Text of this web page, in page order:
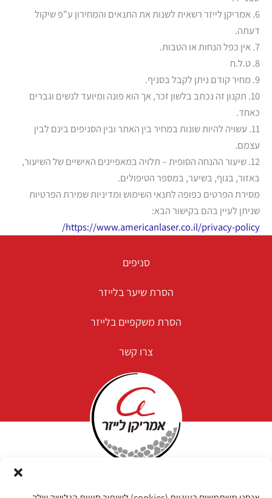
6. אמריקן לייזר רשאית לשנות את התנאים והמחירון ע"פ שיקול
דעתה.
7. אין כפל הנחות או הטבות.
8. ט.ל.ח
9. מחיר קודם ניתן לקבל בסניף.
10. תקנון זה נכתב בלשון זכר, אך הוא פונה ומיועד לנשים וגברים
כאחד.
11. עשויה להיות שונות במחיר בין האתר ובין הסניפים בינם לבין
עצמם.
12. שיעור ההנחה הסופית – תלויה במאפיינים האישיים של השיעור,
באזור, בגוף, בשיער, במספר הטיפולים.
מסירת הפרטים כפופה לתנאי השימוש ומדיניות שמירת הפרטיות
שניתן לעיין בהם בקישור הבא:
https://www.americanlaser.co.il/privacy-policy/
סניפים
הסרת שיער בלייזר
הסרת משקפיים בלייזר
צרו קשר